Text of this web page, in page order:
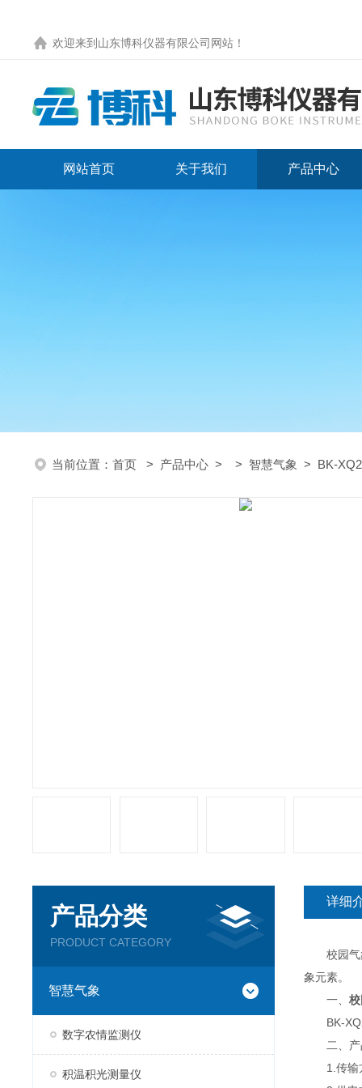
欢迎来到 山东博科仪器有限公司网站 ！
网站首页 关于我们 产品中心
当前位置： 首页 > 产品中心 > > 智慧气象 > BK-
产品分类
PRODUCT CATEGORY
智慧气象
数字农情监测仪
积温积光测量仪
详细
校园气象
象元素。
一、
BK-XQ2
二、产
1.传输方